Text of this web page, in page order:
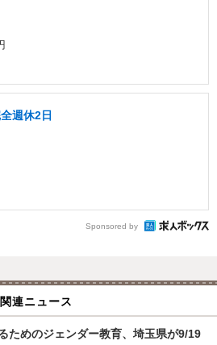
週休2日
Sponsored by
関連ニュース
ためのジェンダー教育、埼玉県が9/19